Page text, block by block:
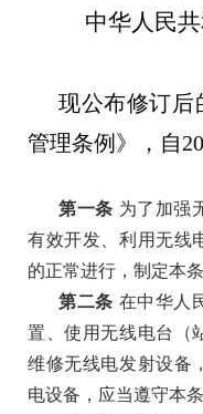
中华人民
现公布修订后
管理条例》，自
第一条 为了加强
有效开发、利用无线
的正常进行，制定本条
第二条 在中华人
置、使用无线电台（
维修无线电发射设备
电设备，应当遵守本条